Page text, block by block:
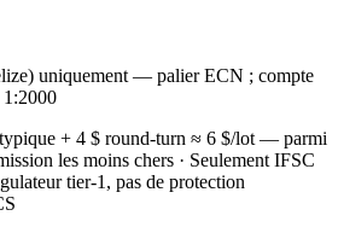
uniquement — palier ECN ; compte
+ 4 $ round-turn ≈ 6 $/lot — parmi
les moins chers · Seulement IFSC
tier-1, pas de protection